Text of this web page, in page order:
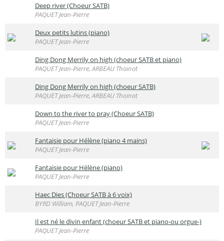
Deep river (Choeur SATB)
PAQUET Jean-Pierre
Deux petits lutins (piano)
PAQUET Jean-Pierre
Ding Dong Merrily on high (choeur SATB et piano)
PAQUET Jean-Pierre, ARBEAU Thoinot
Ding Dong Merrily on high (choeur SATB)
PAQUET Jean-Pierre, ARBEAU Thoinot
Down to the river to pray (Choeur SATB)
PAQUET Jean-Pierre
Fantaisie pour Hélène (piano 4 mains)
PAQUET Jean-Pierre
Fantaisie pour Hélène (piano)
PAQUET Jean-Pierre
Haec Dies (Choeur SATB à 6 voix)
BYRD William, PAQUET Jean-Pierre
Il est né le divin enfant (choeur SATB et piano-ou orgue-)
PAQUET Jean-Pierre